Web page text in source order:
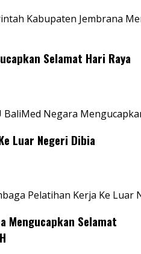
Kabupaten Jembrana
Selamat Hari Raya
BaliMed Negara
Luar Negeri Dibia
Pelatihan Kerja Ke Luar
Mengucapkan Selamat